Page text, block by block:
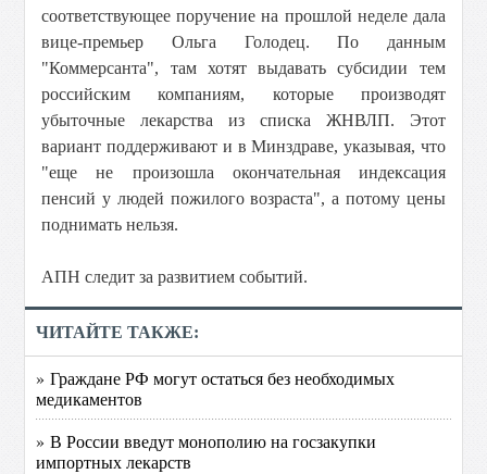
соответствующее поручение на прошлой неделе дала
вице-премьер Ольга Голодец. По данным
"Коммерсанта", там хотят выдавать субсидии тем
российским компаниям, которые производят
убыточные лекарства из списка ЖНВЛП. Этот
вариант поддерживают и в Минздраве, указывая, что
"еще не произошла окончательная индексация
пенсий у людей пожилого возраста", а потому цены
поднимать нельзя.
АПН следит за развитием событий.
ЧИТАЙТЕ ТАКЖЕ:
» Граждане РФ могут остаться без необходимых
медикаментов
» В России введут монополию на госзакупки
импортных лекарств